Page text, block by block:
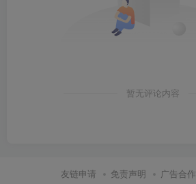
暂无评论内容
友链申请 免责声明 广告合作